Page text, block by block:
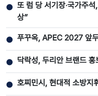
● 또 럼 당 서기장‧국가주
상”
● 푸꾸옥, APEC 2027 앞
● 닥락성, 두리안 브랜드
● 호찌민시, 현대적 소방지